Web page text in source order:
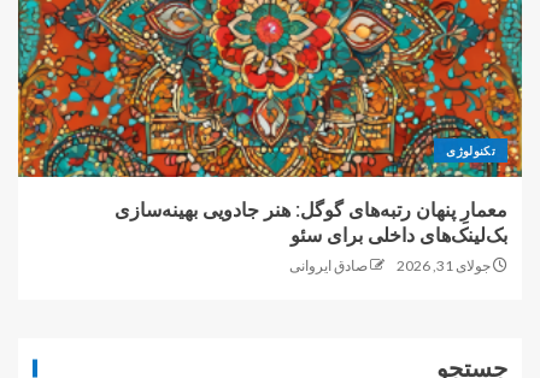
تکنولوژی
معمارِ پنهان رتبه‌های گوگل: هنر جادویی بهینه‌سازی
بک‌لینک‌های داخلی برای سئو
جولای 31, 2026 صادق ایروانی
جستجو